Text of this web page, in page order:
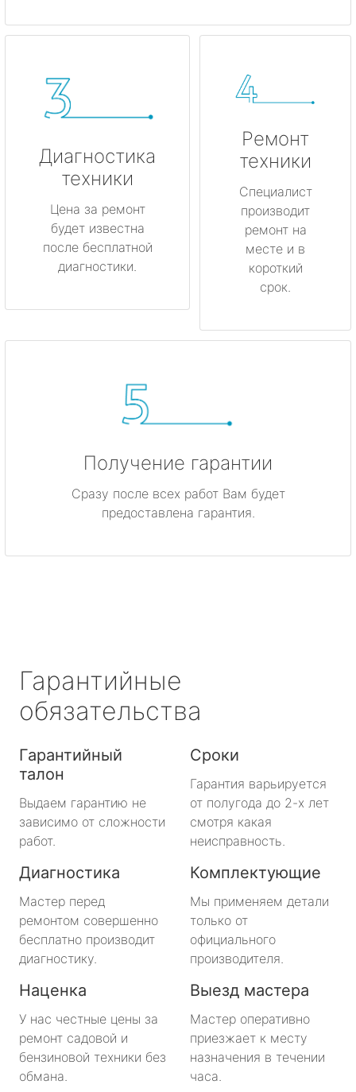
Диагностика
техники
Цена за ремонт
будет известна
после бесплатной
диагностики.
Ремонт
техники
Специалист
производит
ремонт на
месте и в
короткий
срок.
Получение гарантии
Сразу после всех работ Вам будет
предоставлена гарантия.
Гарантийные
обязательства
Гарантийный
талон
Выдаем гарантию не
зависимо от сложности
работ.
Сроки
Гарантия варьируется
от полугода до 2-х лет
смотря какая
неисправность.
Диагностика
Мастер перед
ремонтом совершенно
бесплатно производит
диагностику.
Комплектующие
Мы применяем детали
только от
официального
производителя.
Наценка
У нас честные цены за
ремонт садовой и
бензиновой техники без
обмана.
Выезд мастера
Мастер оперативно
приезжает к месту
назначения в течении
часа.